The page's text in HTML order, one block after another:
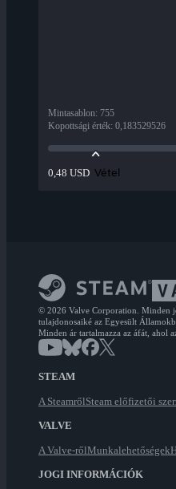
Mintasablon: 755
Kopottsági érték: 0,183529526
0,48 USD Vétel
© 2026 Valve Corporation. Minden
tulajdonosaiké az Egyesült
Minden ár tartalmazza az áfát, ahol
STEAM
A SteamrőlSteam előfizetői
VALVE
A Valve-rőlMunkalehetőségek
JOGI INFORMÁCIÓK